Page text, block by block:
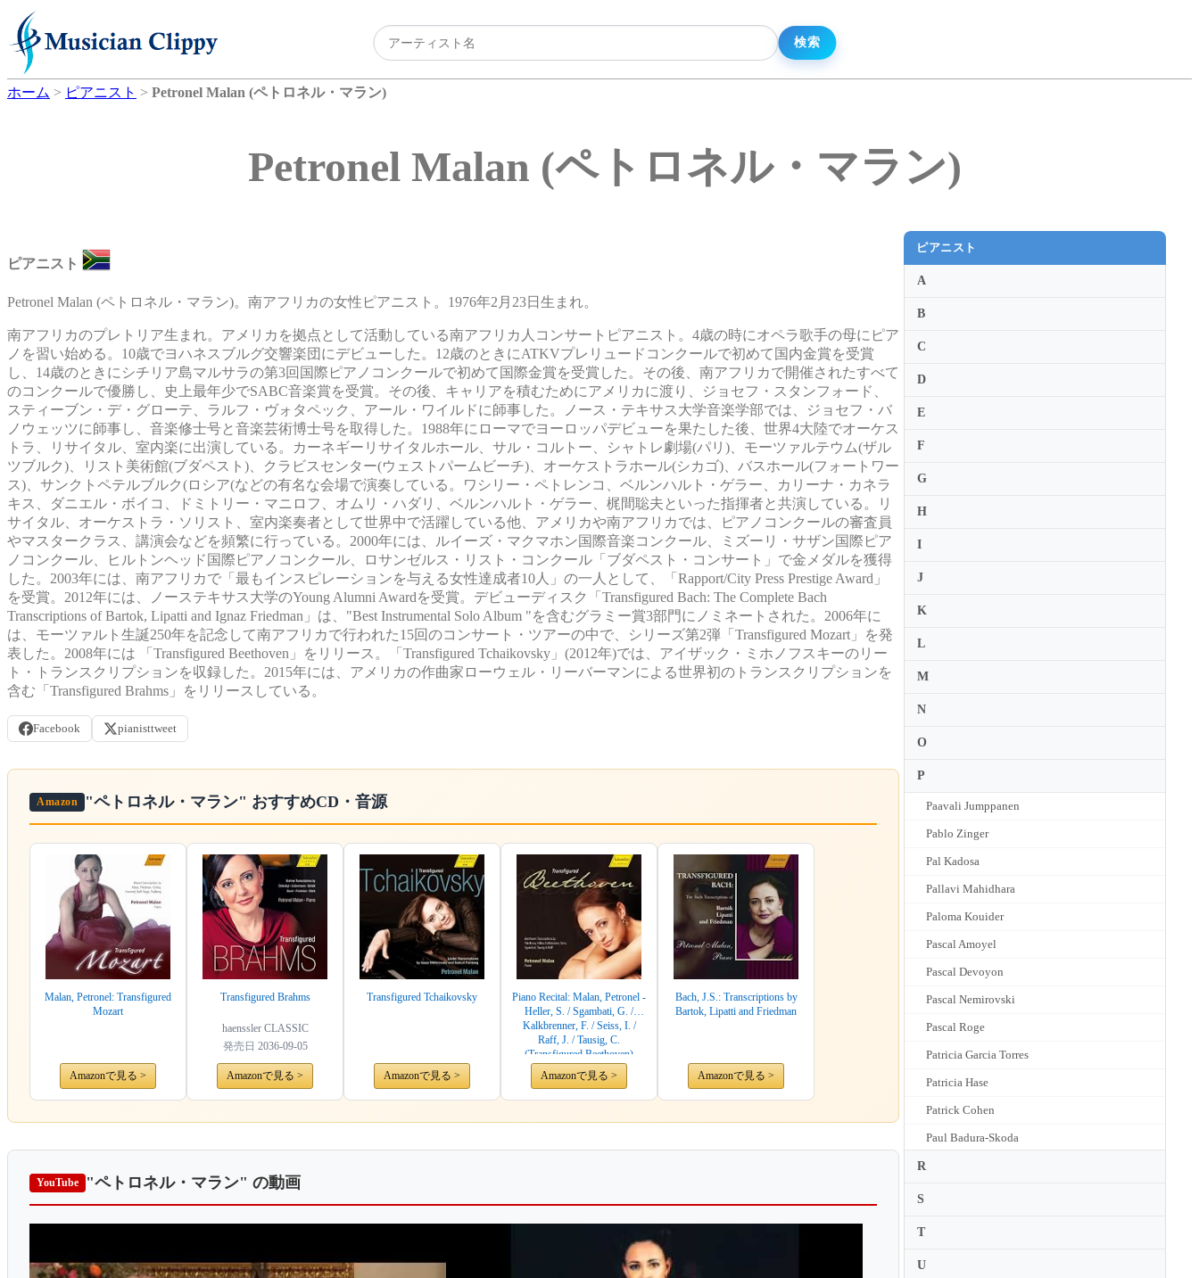
ホーム > ピアニスト > Petronel Malan (ペトロネル・マラン)
Petronel Malan (ペトロネル・マラン)
ピアニスト
Petronel Malan (ペトロネル・マラン)。南アフリカの女性ピアニスト。1976年2月23日生まれ。
南アフリカのプレトリア生まれ。アメリカを拠点として活動している南アフリカ人コンサートピアニスト。4歳の時にオペラ歌手の母にピア
ノを習い始める。10歳でヨハネスブルグ交響楽団にデビューした。12歳のときにATKVプレリュードコンクールで初めて国内金賞を受賞
し、14歳のときにシチリア島マルサラの第3回国際ピアノコンクールで初めて国際金賞を受賞した。その後、南アフリカで開催されたすべて
のコンクールで優勝し、史上最年少でSABC音楽賞を受賞。その後、キャリアを積むためにアメリカに渡り、ジョセフ・スタンフォード、
スティーブン・デ・グローテ、ラルフ・ヴォタペック、アール・ワイルドに師事した。ノース・テキサス大学音楽学部では、ジョセフ・バ
ノウェッツに師事し、音楽修士号と音楽芸術博士号を取得した。1988年にローマでヨーロッパデビューを果たした後、世界4大陸でオーケス
トラ、リサイタル、室内楽に出演している。カーネギーリサイタルホール、サル・コルトー、シャトレ劇場(パリ)、モーツァルテウム(ザル
ツブルク)、リスト美術館(ブダペスト)、クラビスセンター(ウェストパームビーチ)、オーケストラホール(シカゴ)、バスホール(フォートワー
ス)、サンクトペテルブルク(ロシア(などの有名な会場で演奏している。ワシリー・ペトレンコ、ベルンハルト・ゲラー、カリーナ・カネラ
キス、ダニエル・ボイコ、ドミトリー・マニロフ、オムリ・ハダリ、ベルンハルト・ゲラー、梶間聡夫といった指揮者と共演している。リ
サイタル、オーケストラ・ソリスト、室内楽奏者として世界中で活躍している他、アメリカや南アフリカでは、ピアノコンクールの審査員
やマスタークラス、講演会などを頻繁に行っている。2000年には、ルイーズ・マクマホン国際音楽コンクール、ミズーリ・サザン国際ピア
ノコンクール、ヒルトンヘッド国際ピアノコンクール、ロサンゼルス・リスト・コンクール「ブダペスト・コンサート」で金メダルを獲得
した。2003年には、南アフリカで「最もインスピレーションを与える女性達成者10人」の一人として、「Rapport/City Press Prestige Award」
を受賞。2012年には、ノーステキサス大学のYoung Alumni Awardを受賞。デビューディスク「Transfigured Bach: The Complete Bach
Transcriptions of Bartok, Lipatti and Ignaz Friedman」は、"Best Instrumental Solo Album "を含むグラミー賞3部門にノミネートされた。2006年に
は、モーツァルト生誕250年を記念して南アフリカで行われた15回のコンサート・ツアーの中で、シリーズ第2弾「Transfigured Mozart」を発
表した。2008年には 「Transfigured Beethoven」をリリース。「Transfigured Tchaikovsky」(2012年)では、アイザック・ミホノフスキーのリー
ト・トランスクリプションを収録した。2015年には、アメリカの作曲家ローウェル・リーバーマンによる世界初のトランスクリプションを
含む「Transfigured Brahms」をリリースしている。
Facebook pianisttweet
Amazon "ペトロネル・マラン" おすすめCD・音源
Malan, Petronel: Transfigured
Mozart
Amazonで見る >
Transfigured Brahms
haenssler CLASSIC
発売日 2036-09-05
Amazonで見る >
Transfigured Tchaikovsky
Amazonで見る >
Piano Recital: Malan, Petronel -
Heller, S. / Sgambati, G. /
Kalkbrenner, F. / Seiss, I. /
Raff, J. / Tausig, C.
(Transfigured Beethoven)
Amazonで見る >
Bach, J.S.: Transcriptions by
Bartok, Lipatti and Friedman
Amazonで見る >
YouTube "ペトロネル・マラン" の動画
ピアニスト
A
B
C
D
E
F
G
H
I
J
K
L
M
N
O
P
Paavali Jumppanen
Pablo Zinger
Pal Kadosa
Pallavi Mahidhara
Paloma Kouider
Pascal Amoyel
Pascal Devoyon
Pascal Nemirovski
Pascal Roge
Patricia Garcia Torres
Patricia Hase
Patrick Cohen
Paul Badura-Skoda
R
S
T
U